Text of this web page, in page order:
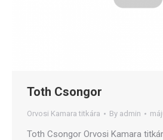
Toth Csongor
Orvosi Kamara titkára By admin
Toth Csongor Orvosi Kamara